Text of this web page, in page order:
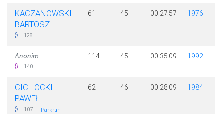
KACZANOWSKI
BARTOSZ
128
61 45 00:27:57 1976
Anonim
140
114 45 00:35:09 1992
CICHOCKI
PAWEŁ
107 · Parkrun
62 46 00:28:09 1984